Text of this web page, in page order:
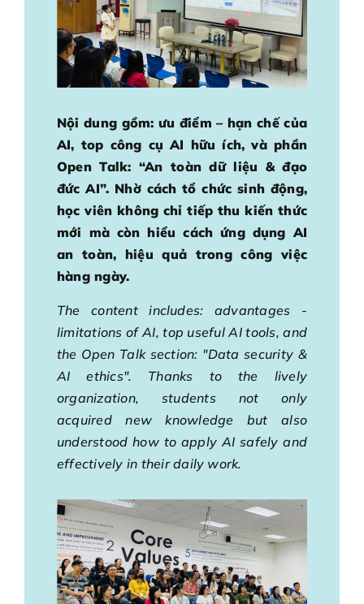
Nội dung gồm: ưu điểm – hạn chế của
AI, top công cụ AI hữu ích, và phần
Open Talk: “An toàn dữ liệu & đạo
đức AI”. Nhờ cách tổ chức sinh động,
học viên không chỉ tiếp thu kiến thức
mới mà còn hiểu cách ứng dụng AI
an toàn, hiệu quả trong công việc
hàng ngày.
The content includes: advantages -
limitations of AI, top useful AI tools, and
the Open Talk section: "Data security &
AI ethics". Thanks to the lively
organization, students not only
acquired new knowledge but also
understood how to apply AI safely and
effectively in their daily work.